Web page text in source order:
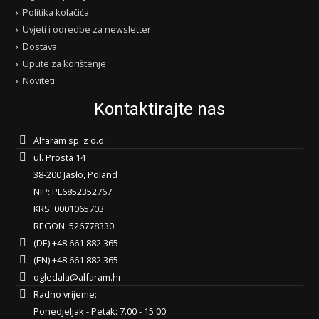
Politika kolačića
Uvjeti i odredbe za newsletter
Dostava
Upute za korištenje
Noviteti
Kontaktirajte nas
Alfaram sp. z o.o.
ul. Prosta 14
38-200 Jasło, Poland
NIP: PL6852352767
KRS: 0001065703
REGON: 526778330
(DE) +48 661 882 365
(EN) +48 661 882 365
ogledala@alfaram.hr
Radno vrijeme:
Ponedjeljak - Petak: 7.00 - 15.00